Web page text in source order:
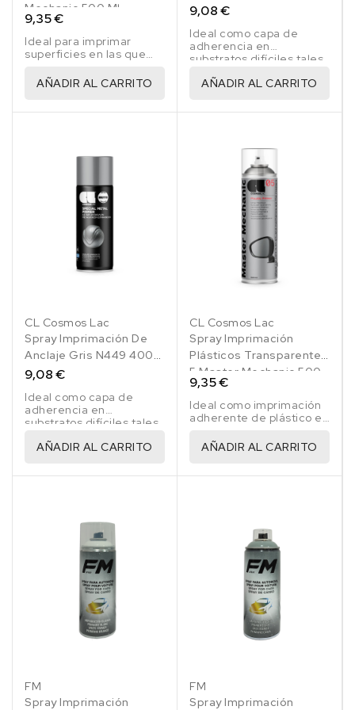
Mechanic 500 Ml
9,35 €
Ideal para imprimar
superficies en las que
propiedades de relleno.
AÑADIR AL CARRITO
400 Ml
9,08 €
Ideal como capa de
adherencia en
substratos difíciles tales
y aluminio.
AÑADIR AL CARRITO
CL Cosmos Lac
Spray Imprimación De
Anclaje Gris N449 400
Ml
9,08 €
Ideal como capa de
adherencia en
substratos difíciles tales
y aluminio.
AÑADIR AL CARRITO
CL Cosmos Lac
Spray Imprimación
Plásticos Transparente
5 Master Mechanic 500
Ml
9,35 €
Ideal como imprimación
adherente de plástico en
sillas, mesas y jardineras
de plástico.
AÑADIR AL CARRITO
FM
Spray Imprimación
FM
Spray Imprimación